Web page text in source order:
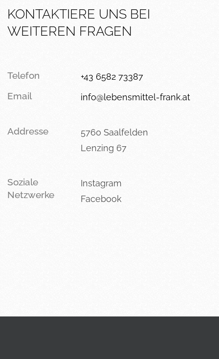
KONTAKTIERE UNS BEI
WEITEREN FRAGEN
Telefon +43 6582 73387
Email info@lebensmittel-frank.at
Addresse
5760 Saalfelden
Lenzing 67
Soziale
Netzwerke
Instagram
Facebook